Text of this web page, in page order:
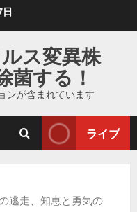
ス変異株
菌する！
ンが含まれています
ライブ
逃走、知恵と勇気の